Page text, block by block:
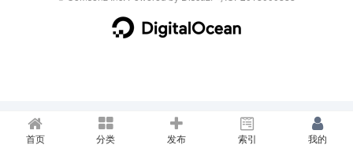
首页 分类 发布 索引 我的